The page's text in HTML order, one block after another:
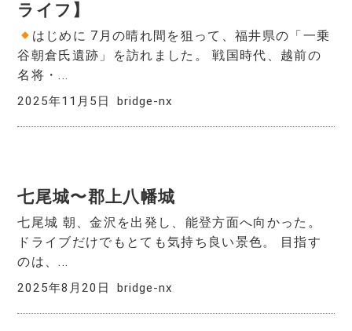
ライフ】
はじめに 7月の晴れ間を狙って、福井県の「一乗
谷朝倉氏遺跡」を訪れました。 戦国時代、越前の
名将・...
2025年11月5日 bridge-nx
七尾城〜郡上八幡城
七尾城 朝、金沢を出発し、能登方面へ向かった。
ドライブだけでもとても気持ち良い景色。 目指す
のは、...
2025年8月20日 bridge-nx